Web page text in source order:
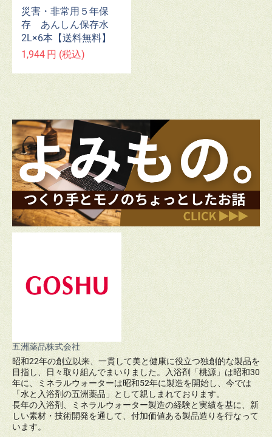
災害・非常用５年保
存 あんしん保存水
2L×6本【送料無料】
1,944 円 (税込)
五洲薬品株式会社
昭和22年の創立以来、一貫して美と健康に役立つ独創的な製品を
目指し、日々取り組んでまいりました。入浴剤「桃源」は昭和30
年に、ミネラルウォーターは昭和52年に製造を開始し、今では
「水と入浴剤の五洲薬品」として親しまれております。
長年の入浴剤、ミネラルウォーター製造の経験と実績を基に、新
しい素材・技術開発を通して、付加価値ある製品造りを行なって
います。